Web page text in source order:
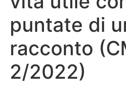
puntate di
racconto
2/2022)